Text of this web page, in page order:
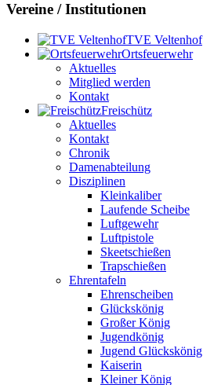
Vereine / Institutionen
TVE Veltenhof
Ortsfeuerwehr
Aktuelles
Mitglied werden
Kontakt
Freischütz
Aktuelles
Kontakt
Chronik
Damenabteilung
Disziplinen
Kleinkaliber
Laufende Scheibe
Luftgewehr
Luftpistole
Skeetschießen
Trapschießen
Ehrentafeln
Ehrenscheiben
Glückskönig
Großer König
Jugendkönig
Jugend Glückskönig
Kaiserin
Kleiner König